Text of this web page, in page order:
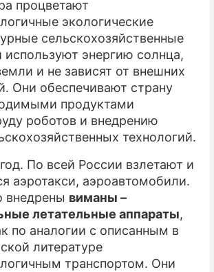
процветают
экологические
сельскохозяйственные
энергию солнца,
и не зависят от внешних
Они обеспечивают страну
продуктами
роботов и внедрению
технологий.
По всей России взлетают и
аэротакси, аэроавтомобили.
внедрены виманы –
летательные аппараты,
по аналогии с описанным в
литературе
транспортом. Они